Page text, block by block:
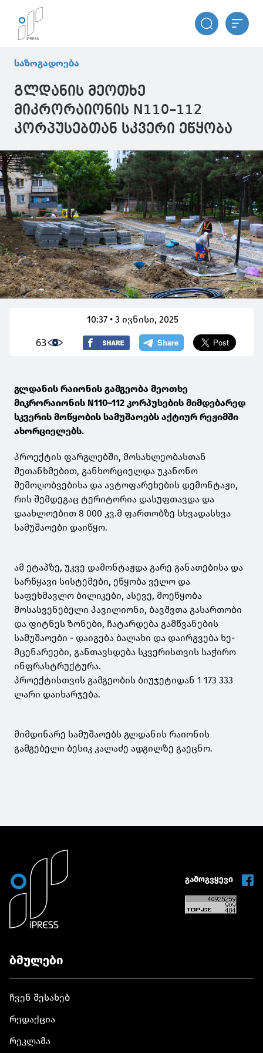
საზოგადოება
გლდანის მეოთხე
მიკრორაიონის N110–112
კორპუსებთან სკვერი ეწყობა
10:37 • 3 ივნისი, 2025
63
გლდანის რაიონის გამგეობა მეოთხე
მიკრორაიონის N110–112 კორპუსების მიმდებარედ
სკვერის მოწყობის სამუშაოებს აქტიურ რეჟიმში
ახორციელებს.
პროექტის ფარგლებში, მოსახლეობასთან
შეთანხმებით, განხორციელდა უკანონო
შემოღობვებისა და ავტოფარეხების დემონტაჟი,
რის შემდეგაც ტერიტორია დასუფთავდა და
დაახლოებით 8 000 კვ.მ ფართობზე სხვადასხვა
სამუშაოები დაიწყო.
ამ ეტაპზე, უკვე დამონტაჟდა გარე განათებისა და
სარწყავი სისტემები, ეწყობა ველო და
საფეხმავლო ბილიკები, ასევე, მოეწყობა
მოსასვენებელი პავილიონი, ბავშვთა გასართობი
და ფიტნეს ზონები, ჩატარდება გამწვანების
სამუშაოები - დაიგება ბალახი და დაირგვება ხე-
მცენარეები, განთავსდება სკვერისთვის საჭირო
ინფრასტრუქტურა.
პროექტისთვის გამგეობის ბიუჯეტიდან 1 173 333
ლარი დაიხარჯება.
მიმდინარე სამუშაოებს გლდანის რაიონის
გამგებელი ბესიკ კალაძე ადგილზე გაეცნო.
გამოგვყევი
ბმულები
ჩვენ შესახებ
რედაქცია
რეკლამა